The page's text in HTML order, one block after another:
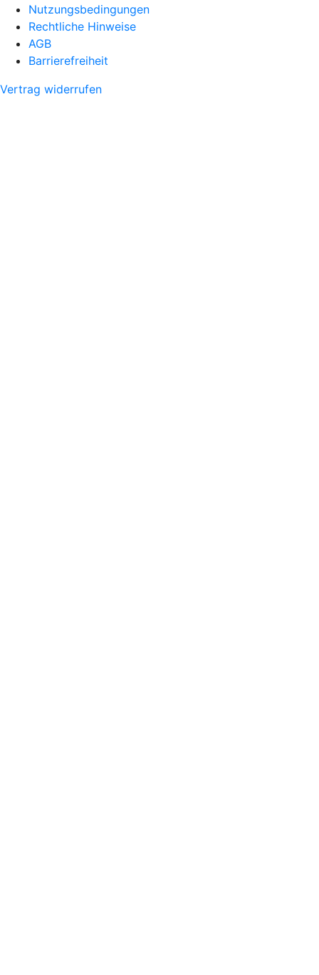
Nutzungsbedingungen
Rechtliche Hinweise
AGB
Barrierefreiheit
Vertrag widerrufen